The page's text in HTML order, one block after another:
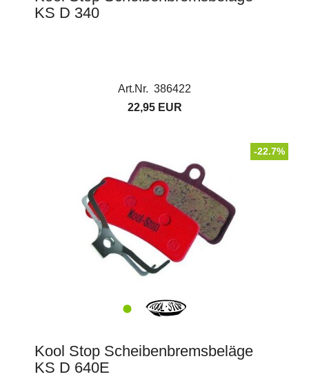
KS D 340
Art.Nr. 386422
22,95 EUR
-22.7%
Kool Stop Scheibenbremsbeläge
KS D 640E